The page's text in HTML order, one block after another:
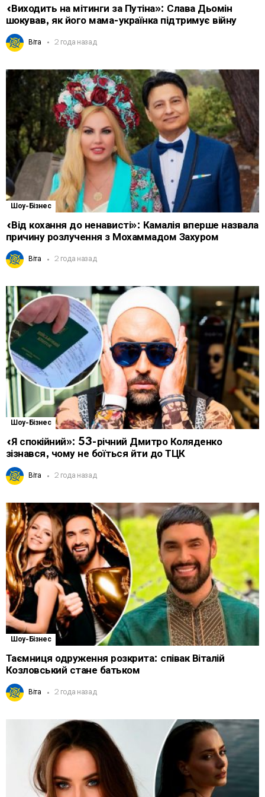
«Виходить на мітинги за Путіна»: Слава Дьомін
шокував, як його мама-українка підтримує війну
Віта 2 года назад
Шоу-Бізнес
«Від кохання до ненависті»: Камалія вперше назвала
причину розлучення з Мохаммадом Захуром
Віта 2 года назад
Шоу-Бізнес
«Я спокійний»: 53-річний Дмитро Коляденко
зізнався, чому не боїться йти до ТЦК
Віта 2 года назад
Шоу-Бізнес
Таємниця одруження розкрита: співак Віталій
Козловський стане батьком
Віта 2 года назад